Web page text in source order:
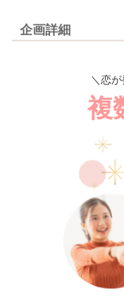
企画詳細
＼恋
複